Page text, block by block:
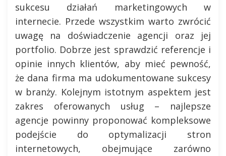
sukcesu działań marketingowych w
internecie. Przede wszystkim warto zwrócić
uwagę na doświadczenie agencji oraz jej
portfolio. Dobrze jest sprawdzić referencje i
opinie innych klientów, aby mieć pewność,
że dana firma ma udokumentowane sukcesy
w branży. Kolejnym istotnym aspektem jest
zakres oferowanych usług – najlepsze
agencje powinny proponować kompleksowe
podejście do optymalizacji stron
internetowych, obejmujące zarówno